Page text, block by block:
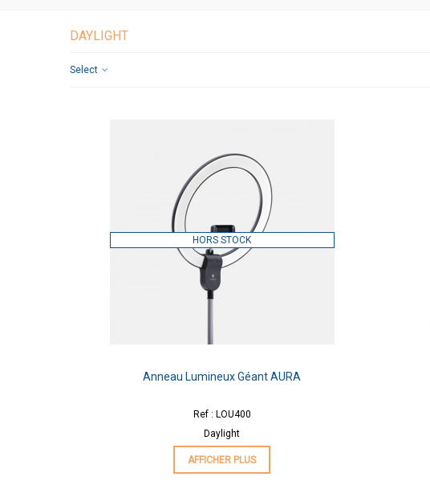
DAYLIGHT
Select
HORS STOCK
Anneau Lumineux Géant AURA
Ref : LOU400
Daylight
AFFICHER PLUS